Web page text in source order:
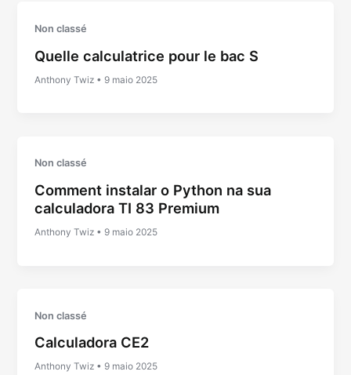
Non classé
Quelle calculatrice pour le bac S
Anthony Twiz •9 maio 2025
Non classé
Comment instalar o Python na sua
calculadora TI 83 Premium
Anthony Twiz •9 maio 2025
Non classé
Calculadora CE2
Anthony Twiz •9 maio 2025